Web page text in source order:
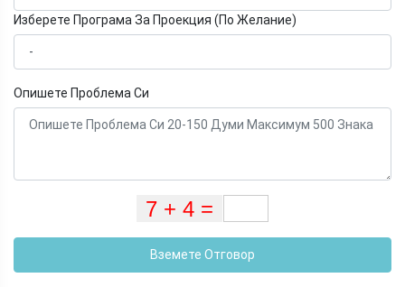
Изберете Програма За Проекция (По Желание)
Опишете Проблема Си
Вземете Отговор